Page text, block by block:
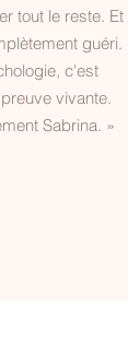
tout le reste. Et
guéri.
c'est
vivante.
Sabrina. »